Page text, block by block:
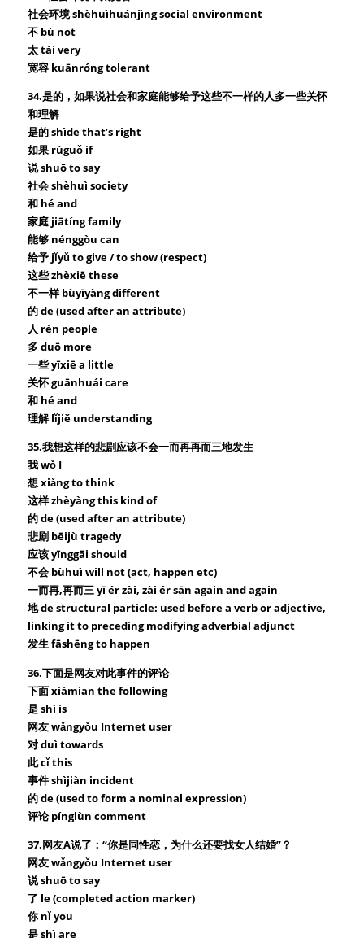
社会环境 shèhuìhuánjìng social environment
不 bù not
太 tài very
宽容 kuānróng tolerant
34.是的，如果说社会和家庭能够给予这些不一样的人多一些关怀
和理解
是的 shìde that’s right
如果 rúguǒ if
说 shuō to say
社会 shèhuì society
和 hé and
家庭 jiātíng family
能够 nénggòu can
给予 jǐyǔ to give / to show (respect)
这些 zhèxiē these
不一样 bùyīyàng different
的 de (used after an attribute)
人 rén people
多 duō more
一些 yīxiē a little
关怀 guānhuái care
和 hé and
理解 lǐjiě understanding
35.我想这样的悲剧应该不会一而再再而三地发生
我 wǒ I
想 xiǎng to think
这样 zhèyàng this kind of
的 de (used after an attribute)
悲剧 bēijù tragedy
应该 yīnggāi should
不会 bùhuì will not (act, happen etc)
一而再,再而三 yī ér zài, zài ér sān again and again
地 de structural particle: used before a verb or adjective,
linking it to preceding modifying adverbial adjunct
发生 fāshēng to happen
36.下面是网友对此事件的评论
下面 xiàmian the following
是 shì is
网友 wǎngyǒu Internet user
对 duì towards
此 cǐ this
事件 shìjiàn incident
的 de (used to form a nominal expression)
评论 pínglùn comment
37.网友A说了：“你是同性恋，为什么还要找女人结婚”？
网友 wǎngyǒu Internet user
说 shuō to say
了 le (completed action marker)
你 nǐ you
是 shì are